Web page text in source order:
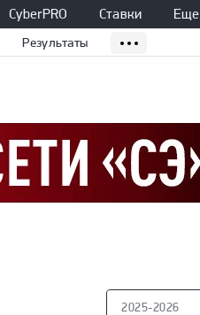
CyberPRO Ставки Еще
Результаты
2025-2026